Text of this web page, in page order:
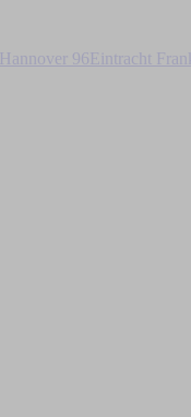
Hannover 96Eintracht